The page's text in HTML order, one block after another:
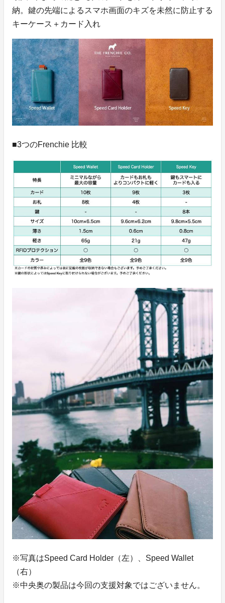
納。鍵の先端によるスマホ画面のキズを未然に防止する
キーケース＋カード入れ
■3つのFrenchie 比較
※写真はSpeed Card Holder（左）、Speed Wallet
（右）
※中央奥の製品は今回の支援対象ではございません。